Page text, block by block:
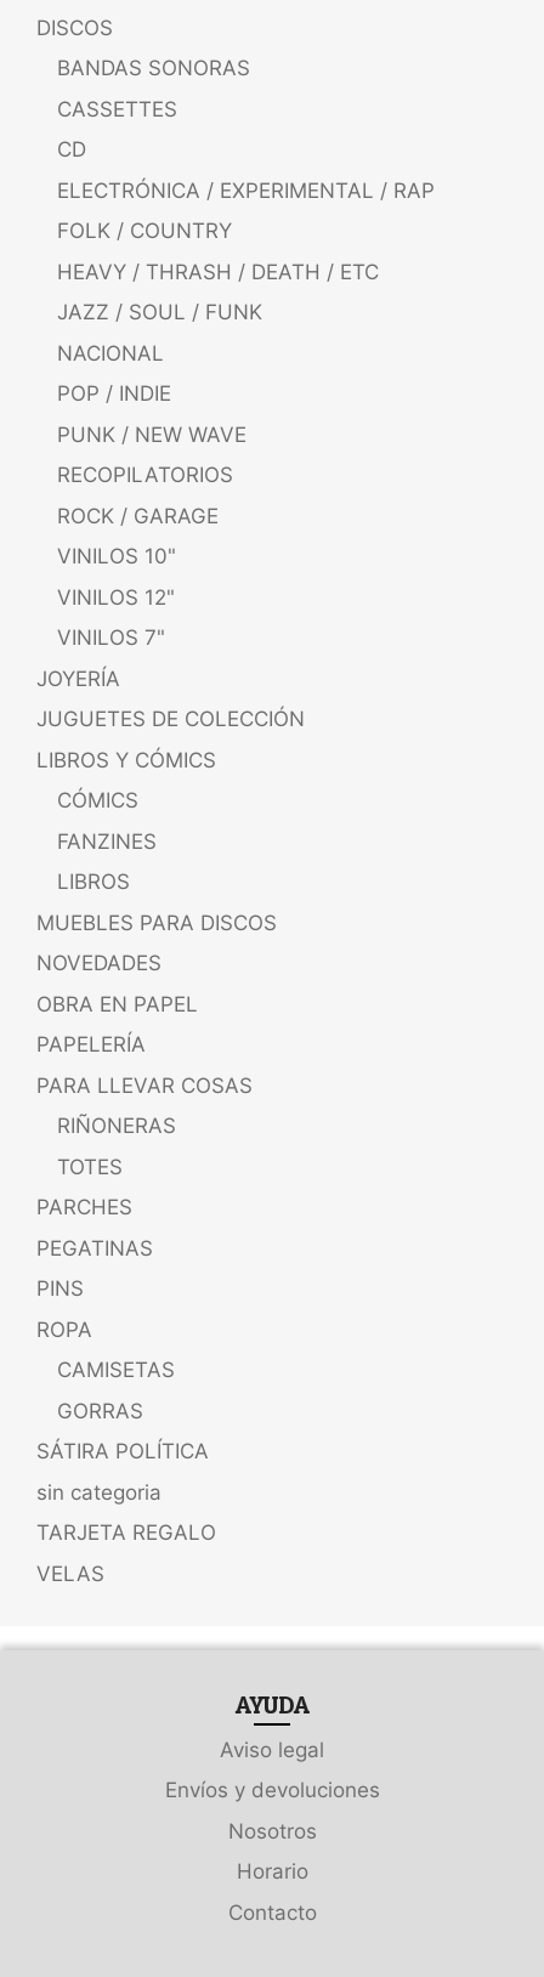
DISCOS
BANDAS SONORAS
CASSETTES
CD
ELECTRÓNICA / EXPERIMENTAL / RAP
FOLK / COUNTRY
HEAVY / THRASH / DEATH / ETC
JAZZ / SOUL / FUNK
NACIONAL
POP / INDIE
PUNK / NEW WAVE
RECOPILATORIOS
ROCK / GARAGE
VINILOS 10"
VINILOS 12"
VINILOS 7"
JOYERÍA
JUGUETES DE COLECCIÓN
LIBROS Y CÓMICS
CÓMICS
FANZINES
LIBROS
MUEBLES PARA DISCOS
NOVEDADES
OBRA EN PAPEL
PAPELERÍA
PARA LLEVAR COSAS
RIÑONERAS
TOTES
PARCHES
PEGATINAS
PINS
ROPA
CAMISETAS
GORRAS
SÁTIRA POLÍTICA
sin categoria
TARJETA REGALO
VELAS
AYUDA
Aviso legal
Envíos y devoluciones
Nosotros
Horario
Contacto